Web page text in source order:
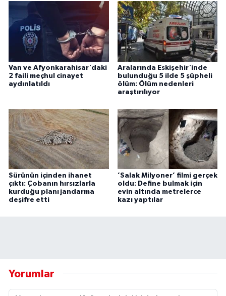
Van ve Afyonkarahisar'daki
2 faili meçhul cinayet
aydınlatıldı
Aralarında Eskişehir'inde
bulunduğu 5 ilde 5 şüpheli
ölüm: Ölüm nedenleri
araştırılıyor
Sürünün içinden ihanet
çıktı: Çobanın hırsızlarla
kurduğu planı jandarma
deşifre etti
’Salak Milyoner’ filmi gerçek
oldu: Define bulmak için
evin altında metrelerce
kazı yaptılar
Yorumlar